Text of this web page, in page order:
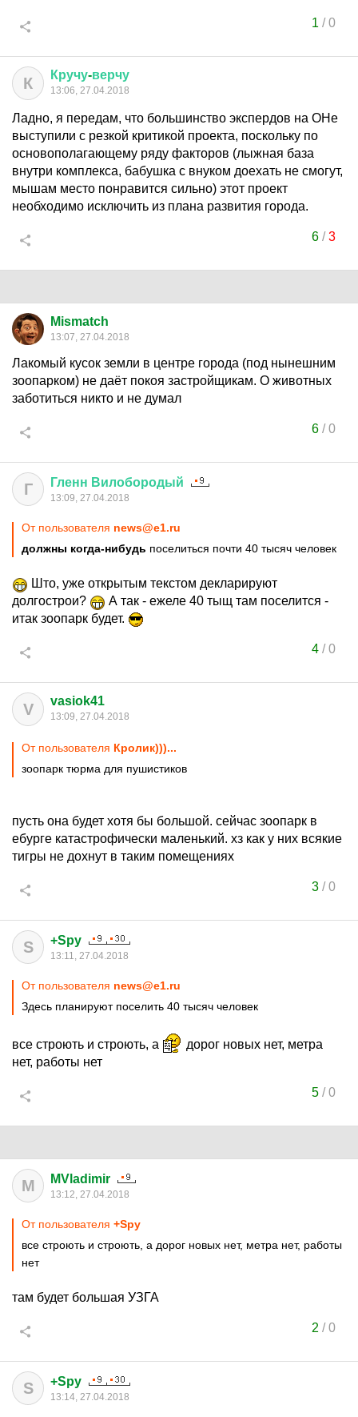
1 /0
К Кручу-верчу
13:06, 27.04.2018
Ладно, я передам, что большинство экспердов на ОНе
выступили с резкой критикой проекта, поскольку по
основополагающему ряду факторов (лыжная база
внутри комплекса, бабушка с внуком доехать не смогут,
мышам место понравится сильно) этот проект
необходимо исключить из плана развития города.
6/3
Mismatch
13:07, 27.04.2018
Лакомый кусок земли в центре города (под нынешним
зоопарком) не даёт покоя застройщикам. О животных
заботиться никто и не думал
6/0
Г Гленн Вилобородый
13:09, 27.04.2018
От пользователя news@e1.ru
должны когда-нибудь поселиться почти 40 тысяч человек
Што, уже открытым текстом декларируют
долгострои?
А так - ежеле 40 тыщ там поселится -
итак зоопарк будет.
4/0
V vasiok41
13:09, 27.04.2018
От пользователя Кролик)))...
зоопарк тюрма для пушистиков
пусть она будет хотя бы большой. сейчас зоопарк в
ебурге катастрофически маленький. хз как у них всякие
тигры не дохнут в таким помещениях
3/0
S +Spy
13:11, 27.04.2018
От пользователя news@e1.ru
Здесь планируют поселить 40 тысяч человек
все строють и строють, а
дорог новых нет, метра
нет, работы нет
5/0
M MVladimir
13:12, 27.04.2018
От пользователя +Spy
все строють и строють, а дорог новых нет, метра нет, работы
нет
там будет большая УЗГА
2 /0
S +Spy
13:14, 27.04.2018